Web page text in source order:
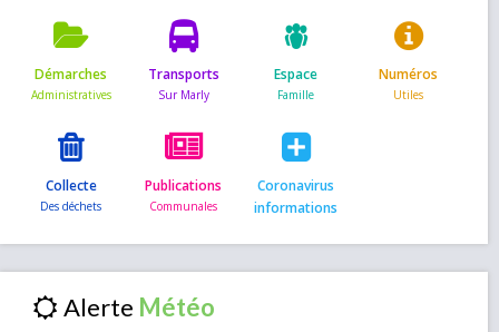
Démarches Transports Espace Numéros
Collecte Publications
Coronavirus
informations
Alerte